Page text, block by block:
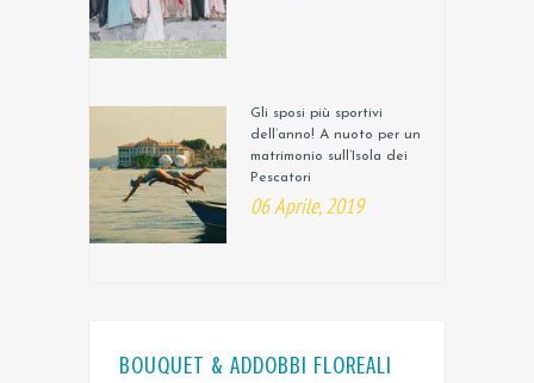
Gli sposi più sportivi
dell’anno! A nuoto per un
matrimonio sull’Isola dei
Pescatori
06 Aprile, 2019
BOUQUET & ADDOBBI FLOREALI